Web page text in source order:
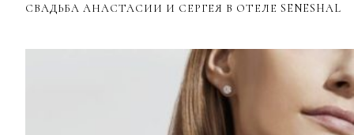
СВАДЬБА АНАСТАСИИ И СЕРГЕЯ В ОТЕЛЕ SENESHAL